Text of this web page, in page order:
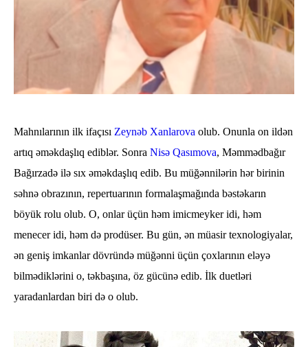
Mahnılarının ilk ifaçısı Zeynəb Xanlarova olub. Onunla on ildən
artıq əməkdaşlıq ediblər. Sonra Nisə Qasımova, Məmmədbağır
Bağırzadə ilə sıx əməkdaşlıq edib. Bu müğənnilərin hər birinin
səhnə obrazının, repertuarının formalaşmağında bəstəkarın
böyük rolu olub. O, onlar üçün həm imicmeyker idi, həm
menecer idi, həm də prodüser. Bu gün, ən müasir texnologiyalar,
ən geniş imkanlar dövründə müğənni üçün çoxlarının eləyə
bilmədiklərini o, təkbaşına, öz gücünə edib. İlk duetləri
yaradanlardan biri də o olub.